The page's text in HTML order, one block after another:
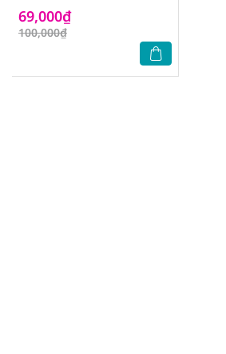
69,000₫
100,000₫